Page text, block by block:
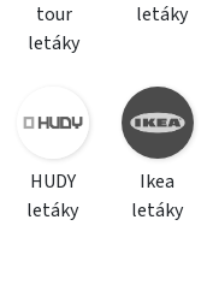
tour
letáky
letáky
HUDY
letáky
Ikea
letáky